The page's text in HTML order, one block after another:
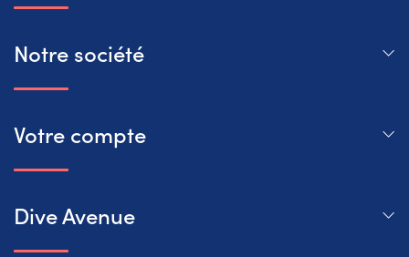
Notre société
Votre compte
Dive Avenue